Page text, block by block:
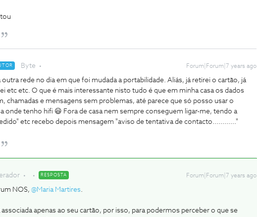
Byte Forum|Forum|7 years ago
outra rede no dia em que foi mudada a portabilidade. Aliás, já retirei o cartão, já
etc etc. O que é mais interessante nisto tudo é que em minha casa os dados
chamadas e mensagens sem problemas, até parece que só posso usar o
onde tenho hifi 😃 Fora de casa nem sempre conseguem ligar-me, tendo a
etc recebo depois mensagem "aviso de tentativa de contacto............"
RESPOSTA Forum|Forum|7 years ago
NOS, @Maria Martires.
associada apenas ao seu cartão, por isso, para podermos perceber o que se